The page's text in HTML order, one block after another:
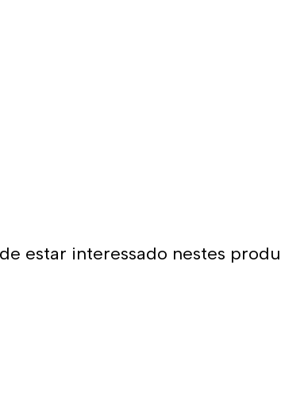
tamanho maior do que o
estar interessado nestes